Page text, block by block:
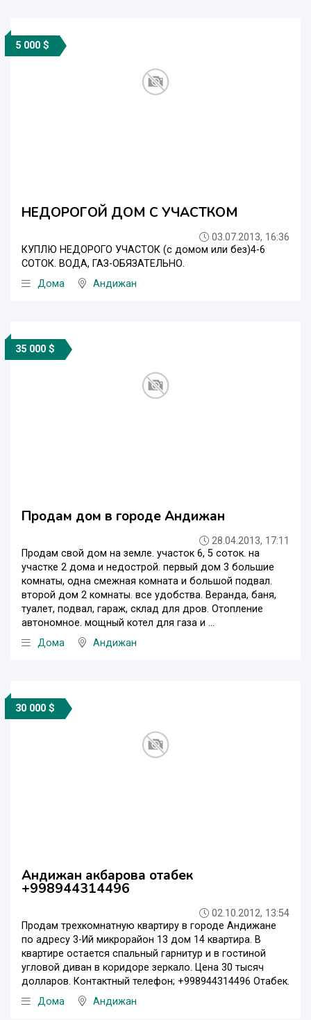
5 000 $
НЕДОРОГОЙ ДОМ С УЧАСТКОМ
03.07.2013, 16:36
КУПЛЮ НЕДОРОГО УЧАСТОК (с домом или без)4-6
СОТОК. ВОДА, ГАЗ-ОБЯЗАТЕЛЬНО.
Дома
Андижан
35 000 $
Продам дом в городе Андижан
28.04.2013, 17:11
Продам свой дом на земле. участок 6, 5 соток. на
участке 2 дома и недострой. первый дом 3 большие
комнаты, одна смежная комната и большой подвал.
второй дом 2 комнаты. все удобства. Веранда, баня,
туалет, подвал, гараж, склад для дров. Отопление
автономное. мощный котел для газа и ...
Дома
Андижан
30 000 $
Андижан акбарова отабек
+998944314496
02.10.2012, 13:54
Продам трехкомнатную квартиру в городе Андижане
по адресу 3-Ий микрорайон 13 дом 14 квартира. В
квартире остается спальный гарнитур и в гостиной
угловой диван в коридоре зеркало. Цена 30 тысяч
долларов. Контактный телефон; +998944314496 Отабек.
Дома
Андижан